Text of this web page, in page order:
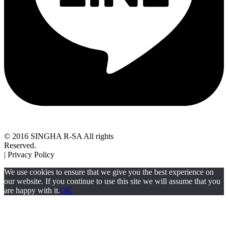
© 2016 SINGHA R-SA All rights
Reserved.
| Privacy Policy
We use cookies to ensure that we give you the best experience on
our website. If you continue to use this site we will assume that you
are happy with it.OK